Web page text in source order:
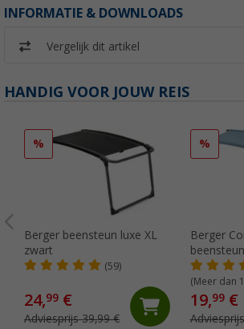
INFORMATIE & DOWNLOADS
Vergelijk dit artikel
HANDIG VOOR JOUW REIS
%
Berger beensteun luxe XL
zwart
(59)
24,99 €
Adviesprijs 39,99 €
%
Berger
(Meer dan
19,99€